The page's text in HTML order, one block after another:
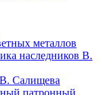
металлов
наследников В.
Салищева
патронный